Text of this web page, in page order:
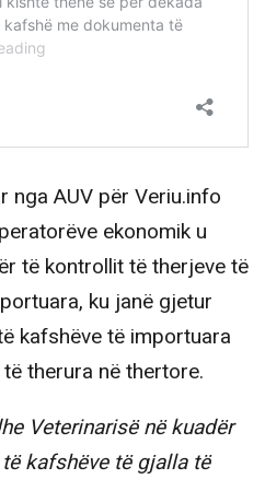
nga AUV për Veriu.info
ekonomik u
të kontrollit të therjeve të
ku janë gjetur
kafshëve të importuara
therura në thertore.
Veterinarisë në kuadër
kafshëve të gjalla të